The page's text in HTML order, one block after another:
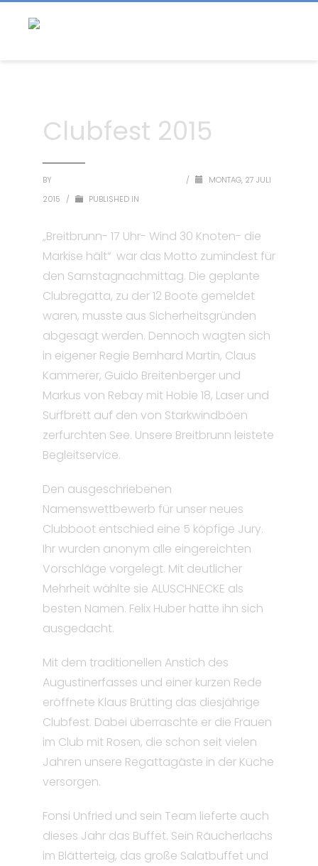
Clubfest 2015
BY /
MONTAG, 27 JULI
2015
/ PUBLISHED IN
„Breitbrunn- 17 Uhr- Wind 30 Knoten- die
Markise hält“ war das Motto zumindest für
den Samstagnachmittag. Die geplante
Clubregatta, zu der 12 Boote gemeldet
waren, musste aus Sicherheitsgründen
abgesagt werden. Dennoch wagten sich
in eigener Regie Bernhard Martin, Claus
Kammerer, Guido Breitenberger und
Markus von Rebay mit Hobie 18, Laser und
Surfbrett auf den von Starkwindböen
zerfurchten See. Unsere Breitbrunn leistete
Begleitservice.
Den ausgeschriebenen
Namenswettbewerb für unser neues
Clubboot entschied eine 5 köpfige Jury.
Ihr wurden anonym alle eingereichten
Vorschläge vorgelegt. Mit deutlicher
Mehrheit wählte sie ALUSCHNECKE als
besten Namen. Felix Huber hatte ihn sich
ausgedacht.
Mit dem traditionellen Anstich des
Augustinerfasses und einer kurzen Rede
eröffnete Klaus Brütting das diesjährige
Clubfest. Dabei überraschte er die Frauen
im Club mit Rosen, die schon seit vielen
Jahren unsere Regattagäste in der Küche
versorgen.
Fonsi Unfried und sein Team lieferte auch
dieses Jahr das Buffet. Sein Räucherlachs
im Blätterteig, das große Salatbuffet und